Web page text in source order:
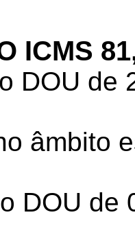
ICMS
DOU de
âmbito
DOU de